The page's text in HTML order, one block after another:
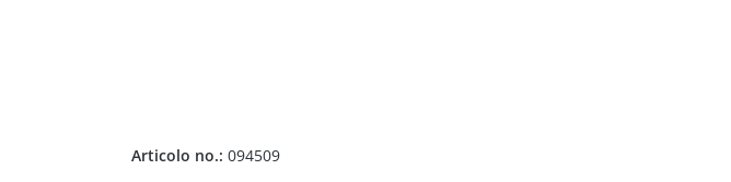
Articolo no.: 094509